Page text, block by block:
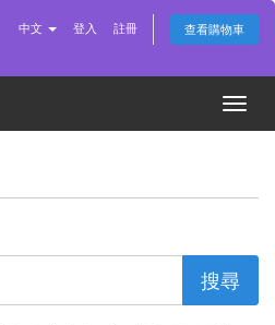
中文 登入 註冊 查看購物車